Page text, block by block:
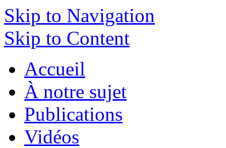
Skip to Navigation
Skip to Content
Accueil
À notre sujet
Publications
Vidéos